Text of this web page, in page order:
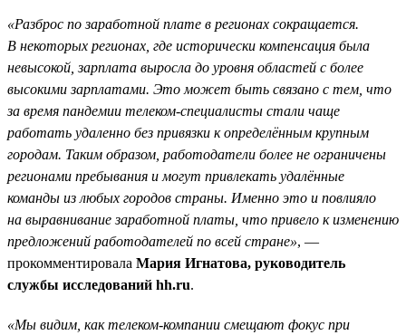
«Разброс по заработной плате в регионах сокращается.
В некоторых регионах, где исторически компенсация была
невысокой, зарплата выросла до уровня областей с более
высокими зарплатами. Это может быть связано с тем, что
за время пандемии телеком-специалисты стали чаще
работать удаленно без привязки к определённым крупным
городам. Таким образом, работодатели более не ограничены
регионами пребывания и могут привлекать удалённые
команды из любых городов страны. Именно это и повлияло
на выравнивание заработной платы, что привело к изменению
предложений работодателей по всей стране», —
прокомментировала Мария Игнатова, руководитель
службы исследований hh.ru.
«Мы видим, как телеком-компании смещают фокус при